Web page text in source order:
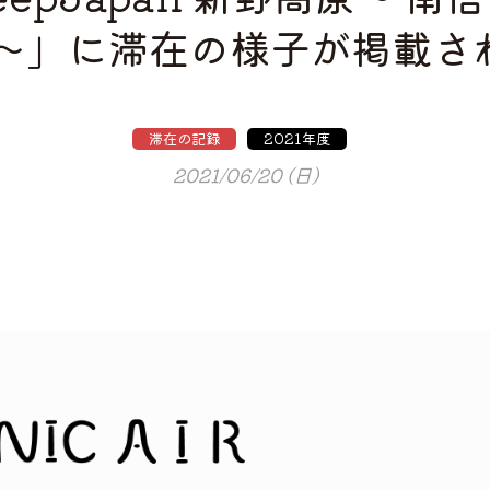
」に滞在の様子が掲載さ
滞在の記録 2021年度
2021/06/20 (日)